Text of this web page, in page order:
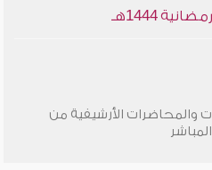
1444هـ
والمحاضرات الأرشيفية من